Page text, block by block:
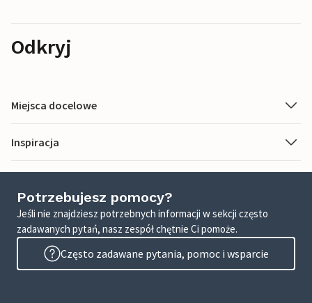
Odkryj
Miejsca docelowe
Inspiracja
Potrzebujesz pomocy?
Jeśli nie znajdziesz potrzebnych informacji w sekcji często
zadawanych pytań, nasz zespół chętnie Ci pomoże.
Często zadawane pytania, pomoc i wsparcie